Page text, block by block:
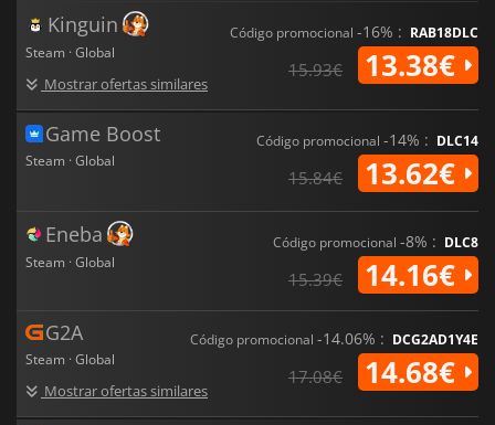
estratégia que desejam uma guerra celestial e a mestria na
criação de impérios.
Kinguin
Steam · Global
Mostrar ofertas similares
Código promocional -16% : RAB18DLC
15.93€ 13.38€
Game Boost
Steam · Global
Código promocional -14% : DLC14
15.84€ 13.62€
Eneba
Steam · Global
Código promocional -8% : DLC8
15.39€ 14.16€
G2A
Steam · Global
Mostrar ofertas similares
Código promocional -14.06% : DCG2AD1Y4E
17.08€ 14.68€